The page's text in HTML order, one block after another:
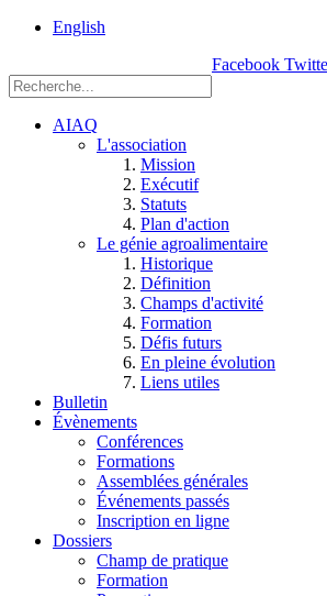
English
Facebook
AIAQ
L'association
Mission
Exécutif
Statuts
Plan d'action
Le génie agroalimentaire
Historique
Définition
Champs d'activité
Formation
Défis futurs
En pleine évolution
Liens utiles
Bulletin
Évènements
Conférences
Formations
Assemblées générales
Événements passés
Inscription en ligne
Dossiers
Champ de pratique
Formation
Einstein, Québec
G1P